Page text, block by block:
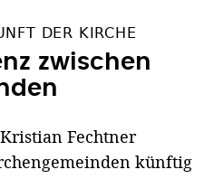
DER KIRCHE
zwischen
Fechtner
künftig